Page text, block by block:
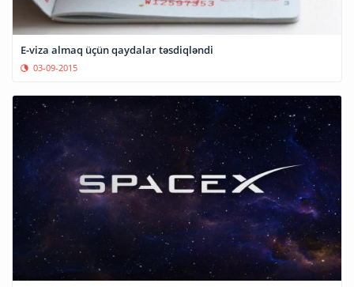
E-viza almaq üçün qaydalar təsdiqləndi
03-09-2015